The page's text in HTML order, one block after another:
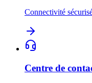
Connectivité
Centre de